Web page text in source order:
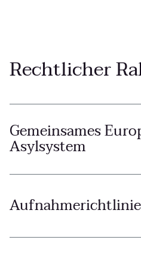
Rechtlicher
Gemeinsames
Asylsystem
Aufnahmerichtlinie